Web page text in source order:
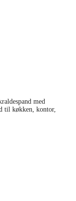
med
til køkken, kontor,